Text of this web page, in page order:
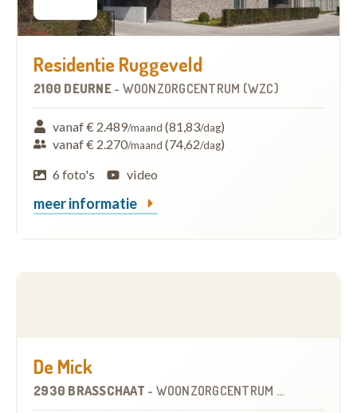
Residentie Ruggeveld
2100 DEURNE - WOONZORGCENTRUM (WZC)
vanaf € 2.489/maand (81,83/dag)
vanaf € 2.270/maand (74,62/dag)
6 foto's
video
meer informatie
De Mick
2930 BRASSCHAAT - WOONZORGCENTRUM (WZC)